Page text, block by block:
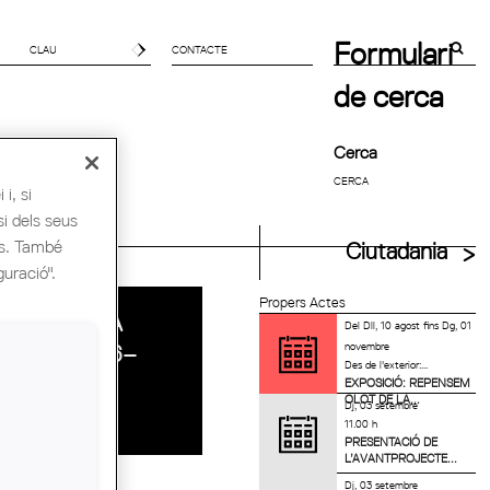
CONTACTE
Formulari
de cerca
Cerca
UIA Ciutadania
Propers Actes
DelDll, 10 agostfinsDg, 01
novembre
Des de l'exterior:...
EXPOSICIÓ: REPENSEM
OLOT DE LA...
Dj, 03 setembre
11.00 h
PRESENTACIÓ DE
L’AVANTPROJECTE...
Dj, 03 setembre
BARCELONA
MIRALL 1996–
i, si
dels seus
També